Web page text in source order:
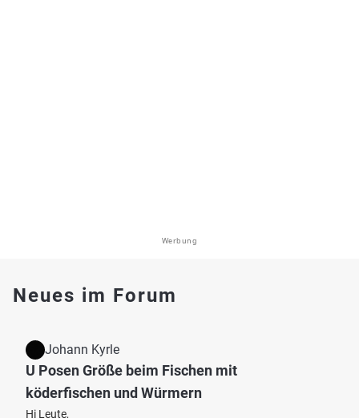
Werbung
Neues im Forum
Johann Kyrle
U Posen Größe beim Fischen mit
köderfischen und Würmern
Hi Leute,